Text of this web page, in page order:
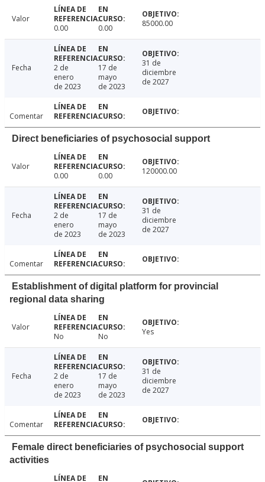
Valor
0.00
0.00 85000.00
Fecha
2 de
enero
de 2023
17 de
mayo
de 2023
31 de
diciembre
de 2027
Comentar
Direct beneficiaries of psychosocial support
Valor
0.00
0.00 120000.00
Fecha
2 de
enero
de 2023
17 de
mayo
de 2023
31 de
diciembre
de 2027
Comentar
Establishment of digital platform for provincial
regional data sharing
Valor
No
No Yes
Fecha
2 de
enero
de 2023
17 de
mayo
de 2023
31 de
diciembre
de 2027
Comentar
Female direct beneficiaries of psychosocial support
activities